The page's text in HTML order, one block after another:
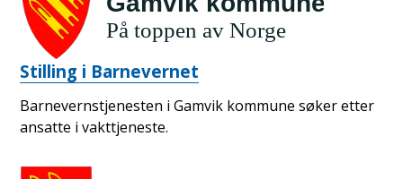
Stilling i Barnevernet
Barnevernstjenesten i Gamvik kommune søker etter
ansatte i vakttjeneste.